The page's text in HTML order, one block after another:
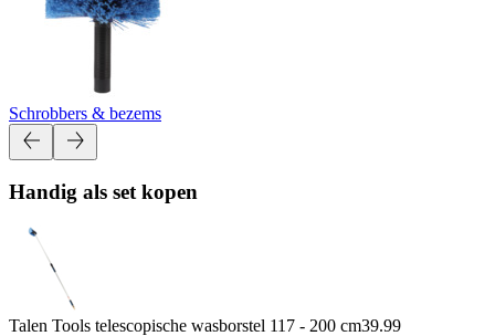
Schrobbers & bezems
Handig als set kopen
Talen Tools telescopische wasborstel 117 - 200 cm39.99